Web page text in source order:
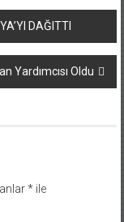
DAĞITTI
Yardımcısı Oldu
*ile